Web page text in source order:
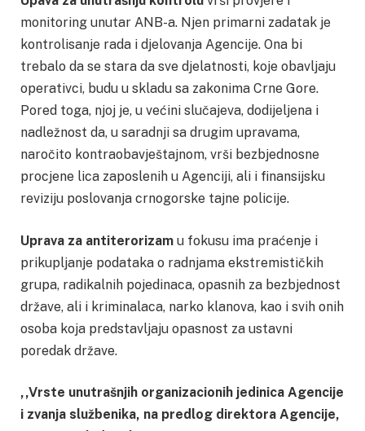
monitoring unutar ANB-a. Njen primarni zadatak je
kontrolisanje rada i djelovanja Agencije. Ona bi
trebalo da se stara da sve djelatnosti, koje obavljaju
operativci, budu u skladu sa zakonima Crne Gore.
Pored toga, njoj je, u većini slučajeva, dodijeljena i
nadležnost da, u saradnji sa drugim upravama,
naročito kontraobavještajnom, vrši bezbjednosne
procjene lica zaposlenih u Agenciji, ali i finansijsku
reviziju poslovanja crnogorske tajne policije.
Uprava za antiterorizam u fokusu ima praćenje i
prikupljanje podataka o radnjama ekstremističkih
grupa, radikalnih pojedinaca, opasnih za bezbjednost
države, ali i kriminalaca, narko klanova, kao i svih onih
osoba koja predstavljaju opasnost za ustavni
poredak države.
,,Vrste unutrašnjih organizacionih jedinica Agencije
i zvanja službenika, na predlog direktora Agencije,